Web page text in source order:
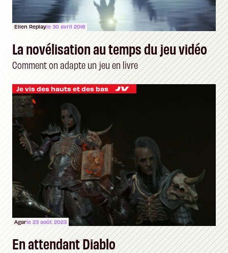
Ellen Replayle 30 avril 2018
La novélisation au temps du jeu vidéo
Comment on adapte un jeu en livre
Je vis des hauts et des bas
Agarle 23 août 2023
En attendant Diablo